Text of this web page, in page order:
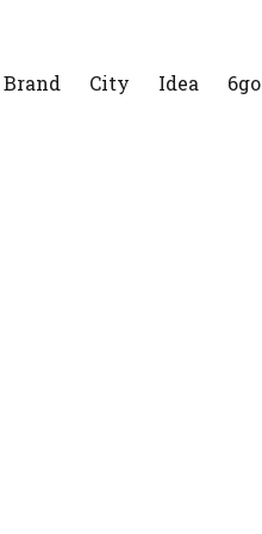
Brand City Idea 6go